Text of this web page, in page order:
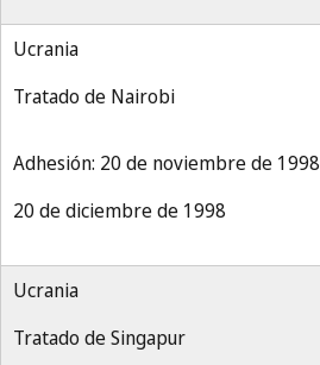
Ucrania
Tratado de Nairobi
Adhesión: 20 de noviembre de 1998
20 de diciembre de 1998
Ucrania
Tratado de Singapur